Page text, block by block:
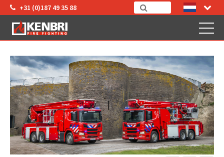
+31 (0)187 49 35 88